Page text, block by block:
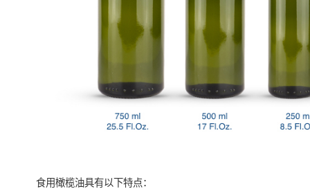
食用橄榄油具有以下特点：